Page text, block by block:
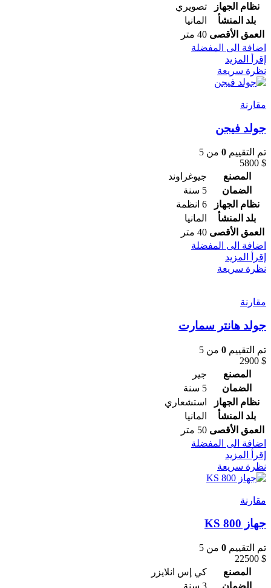
نظام الجهاز
تصويري
بلد المنشأ
المانيا
العمق الأقصى 40 متر
اضافة الى المفضلة
إقرأ المزيد
نظرة سريعة
مقارنة
جولد فيجن
تم التقييم 0 من 5
5800 $
المصنع
جيوغراوند
الضمان
5 سنة
نظام الجهاز
6 انظمة
بلد المنشأ
المانيا
العمق الأقصى 40 متر
اضافة الى المفضلة
إقرأ المزيد
نظرة سريعة
مقارنة
جولد هانتر سمارت
تم التقييم 0 من 5
2900 $
المصنع
جير
الضمان
5 سنة
نظام الجهاز
استشعاري
بلد المنشأ
المانيا
العمق الأقصى 50 متر
اضافة الى المفضلة
إقرأ المزيد
نظرة سريعة
مقارنة
جهاز KS 800
تم التقييم 0 من 5
22500 $
المصنع
كي إس انلايزر